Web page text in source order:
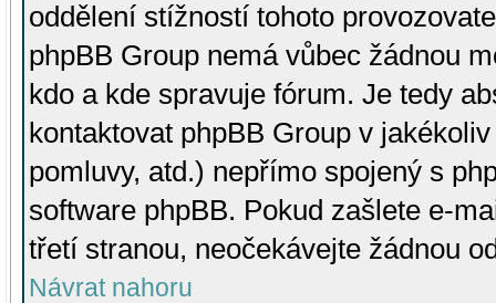
oddělení stížností tohoto
phpBB Group nemá vůbec žádnou
kdo a kde spravuje fórum. Je tedy
kontaktovat phpBB Group v
pomluvy, atd.) nepřímo spojený s
software phpBB. Pokud zašlete e-
třetí stranou, neočekávejte žádnou
Návrat nahoru